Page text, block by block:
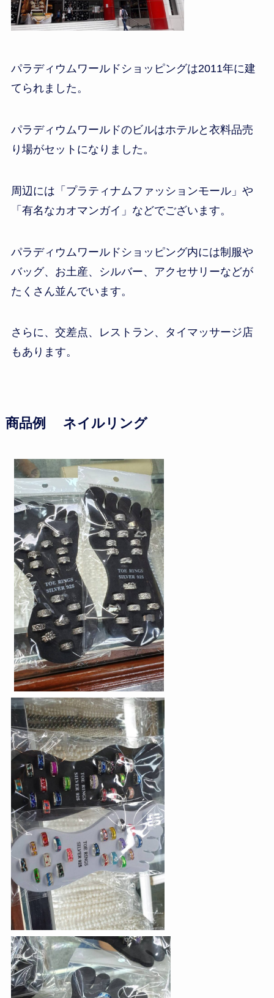
パラディウムワールドショッピングは2011年に建
てられました。
パラディウムワールドのビルはホテルと衣料品売
り場がセットになりました。
周辺には「プラティナムファッションモール」や
「有名なカオマンガイ」などでございます。
パラディウムワールドショッピング内には制服や
バッグ、お土産、シルバー、アクセサリーなどが
たくさん並んでいます。
さらに、交差点、レストラン、タイマッサージ店
もあります。
商品例 ネイルリング